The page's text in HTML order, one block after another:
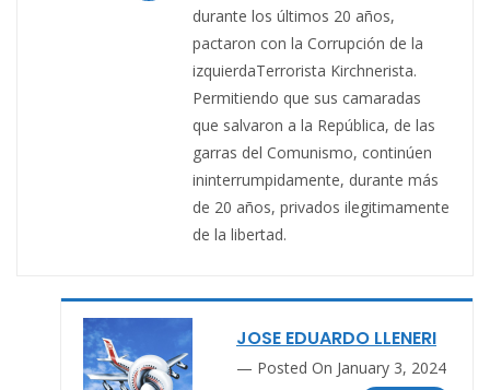
durante los últimos 20 años,
pactaron con la Corrupción de la
izquierdaTerrorista Kirchnerista.
Permitiendo que sus camaradas
que salvaron a la República, de las
garras del Comunismo, continúen
ininterrumpidamente, durante más
de 20 años, privados ilegitimamente
de la libertad.
JOSE EDUARDO LLENERI
Posted On January 3, 2024